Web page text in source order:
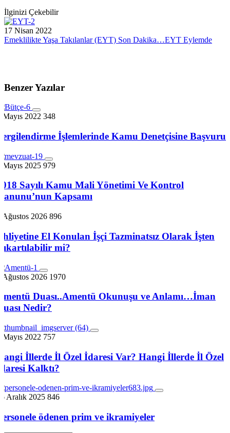
İlginizi Çekebilir
17 Nisan 2022
Emeklilikte Yaşa Takılanlar (EYT) Son Dakika…EYT Eylemde
Benzer Yazılar
Mayıs 2022 348
İşlemlerinde Kamu Denetçisine Başvuru
Mayıs 2025 979
Sayılı Kamu Mali Yönetimi Ve Kontrol
Kapsamı
Ağustos 2026 896
El Konulan İşçi Tazminatsız Olarak İşten
mi?
Ağustos 2026 1970
Duası..Amentü Okunuşu ve Anlamı…İman
Nedir?
Mayıs 2022 757
İllerde İl Özel İdaresi Var? Hangi İllerde İl Özel
Kalktı?
Aralık 2025 846
ödenen prim ve ikramiyeler